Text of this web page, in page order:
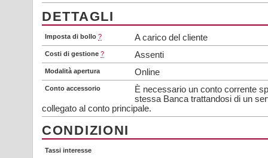
DETTAGLI
Imposta di bollo ? A carico del cliente
Costi di gestione ? Assenti
Modalità apertura Online
Conto accessorio
È necessario un conto corrente
stessa Banca trattandosi di un
collegato al conto principale.
CONDIZIONI
Tassi interesse